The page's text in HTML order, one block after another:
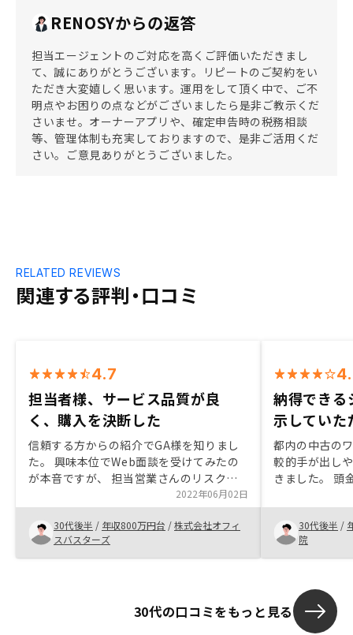
RENOSYからの返答
担当エージェントのご対応を高くご評価いただきまし
て、誠にありがとうございます。リピートのご契約をい
ただき大変嬉しく思います。運用をして頂く中で、ご不
明点やお困りの点などがございましたら是非ご教示くだ
さいませ。オーナーアプリや、確定申告時の税務相談
等、管理体制も充実しておりますので、是非ご活用くだ
さい。ご意見ありがとうございました。
関連する評判・口コミ
RELATED REVIEWS
4.7
担当者様、サービス品質が良
く、購入を決断した
信頼する方からの紹介でGA様を知りまし
た。 興味本位でWeb面談を受けてみたの
が本音ですが、 担当営業さんのリスク含
めた説明が理路整然としており、 その気
になるのに時間はかかりませんでした。
また、決断に足る物件をすぐに提案下さい
ました。購入者からの紹介は御社にとって
良い資源だと思います。 複数人同時にプ
紹介モチベーションが湧くかもしれめせ
2022年06月02日
30代後半 / 年収800万円台 /株式会社オフィ
スバスターズ
納得できる
示していた
都内の中古の
較的手が出し
きました。 頭
ので納得して
やっとスター
が、これまで
かせ状態です
てくださいました。 今後の
手助けにも期
30代後半 /
院
30代の口コミをもっと見る